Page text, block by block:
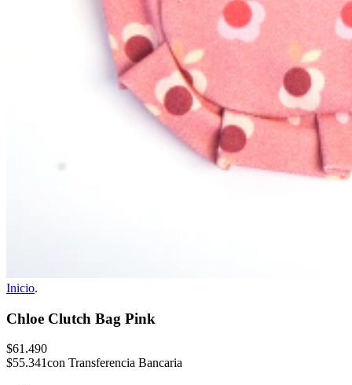
Inicio.
Chloe Clutch Bag Pink
$61.490
$55.341con Transferencia Bancaria